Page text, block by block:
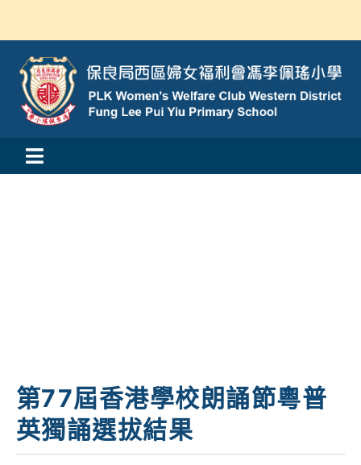
content
Toggle
我們的成就
對外聯繫
第77屆香港學校朗誦節粵普
英獨誦選拔結果